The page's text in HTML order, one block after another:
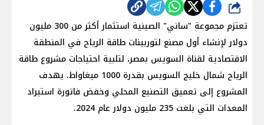
شارك
تعتزم مجموعة "ساني" الصينية استثمار أكثر من 300 مليون
دولار لإنشاء أول مصنع لتوربينات طاقة الرياح في المنطقة
الاقتصادية لقناة السويس بمصر، لتلبية احتياجات مشروع طاقة
الرياح شمال خليج السويس بقدرة 1000 ميغاواط. يهدف
المشروع إلى تعميق التصنيع المحلي وخفض فاتورة استيراد
المعدات التي بلغت 235 مليون دولار عام 2024.